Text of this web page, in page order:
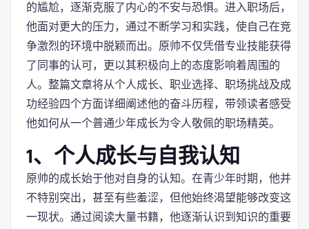
的尴尬，逐渐克服了内心的不安与恐惧。进入职场后，
他面对更大的压力，通过不断学习和实践，使自己在竞
争激烈的环境中脱颖而出。原帅不仅凭借专业技能获得
了同事的认可，更以其积极向上的态度影响着周围的
人。整篇文章将从个人成长、职业选择、职场挑战及成
功经验四个方面详细阐述他的奋斗历程，带领读者感受
他如何从一个普通少年成长为令人敬佩的职场精英。
1、个人成长与自我认知
原帅的成长始于他对自身的认知。在青少年时期，他并
不特别突出，甚至有些羞涩，但他始终渴望能够改变这
一现状。通过阅读大量书籍，他逐渐认识到知识的重要